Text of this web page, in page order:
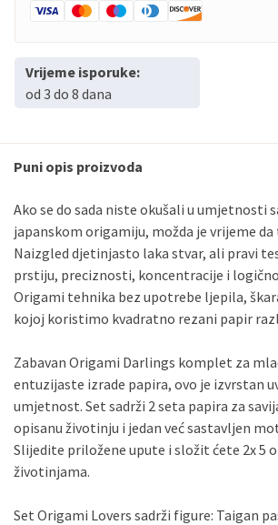
Vrijeme isporuke:
od 3 do 8 dana
Puni opis proizvoda
Ako se do sada niste okušali u umjetnosti
japanskom origamiju, možda je vrijeme
Naizgled djetinjasto laka stvar, ali pravi
prstiju, preciznosti, koncentracije i
Origami tehnika bez upotrebe ljepila,
kojoj koristimo kvadratno rezani papir
Zabavan Origami Darlings komplet za
entuzijaste izrade papira, ovo je izvrstan
umjetnost. Set sadrži 2 seta papira za
opisanu životinju i jedan već sastavljen
Slijedite priložene upute i složit ćete 2x 5
životinjama.
Set Origami Lovers sadrži figure: Taigan